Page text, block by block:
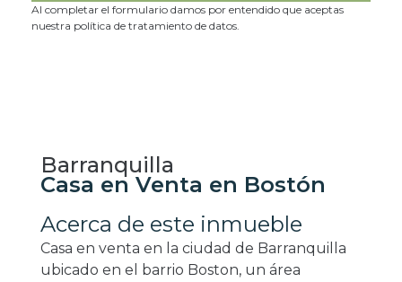
Al completar el formulario damos por entendido que aceptas
nuestra política de tratamiento de datos.
Barranquilla
Casa en Venta en Bostón
Acerca de este inmueble
Casa en venta en la ciudad de Barranquilla
ubicado en el barrio Boston, un área